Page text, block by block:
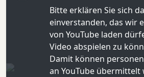
Bitte erklären Sie sich
einverstanden, das wir
von YouTube laden
Video abspielen zu
Damit können
an YouTube übermittelt